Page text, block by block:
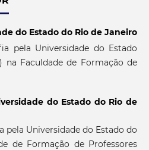
do Estado do Rio de Janeiro
pela Universidade do Estado
na Faculdade de Formação de
do Estado do Rio de
pela Universidade do Estado do
de Formação de Professores